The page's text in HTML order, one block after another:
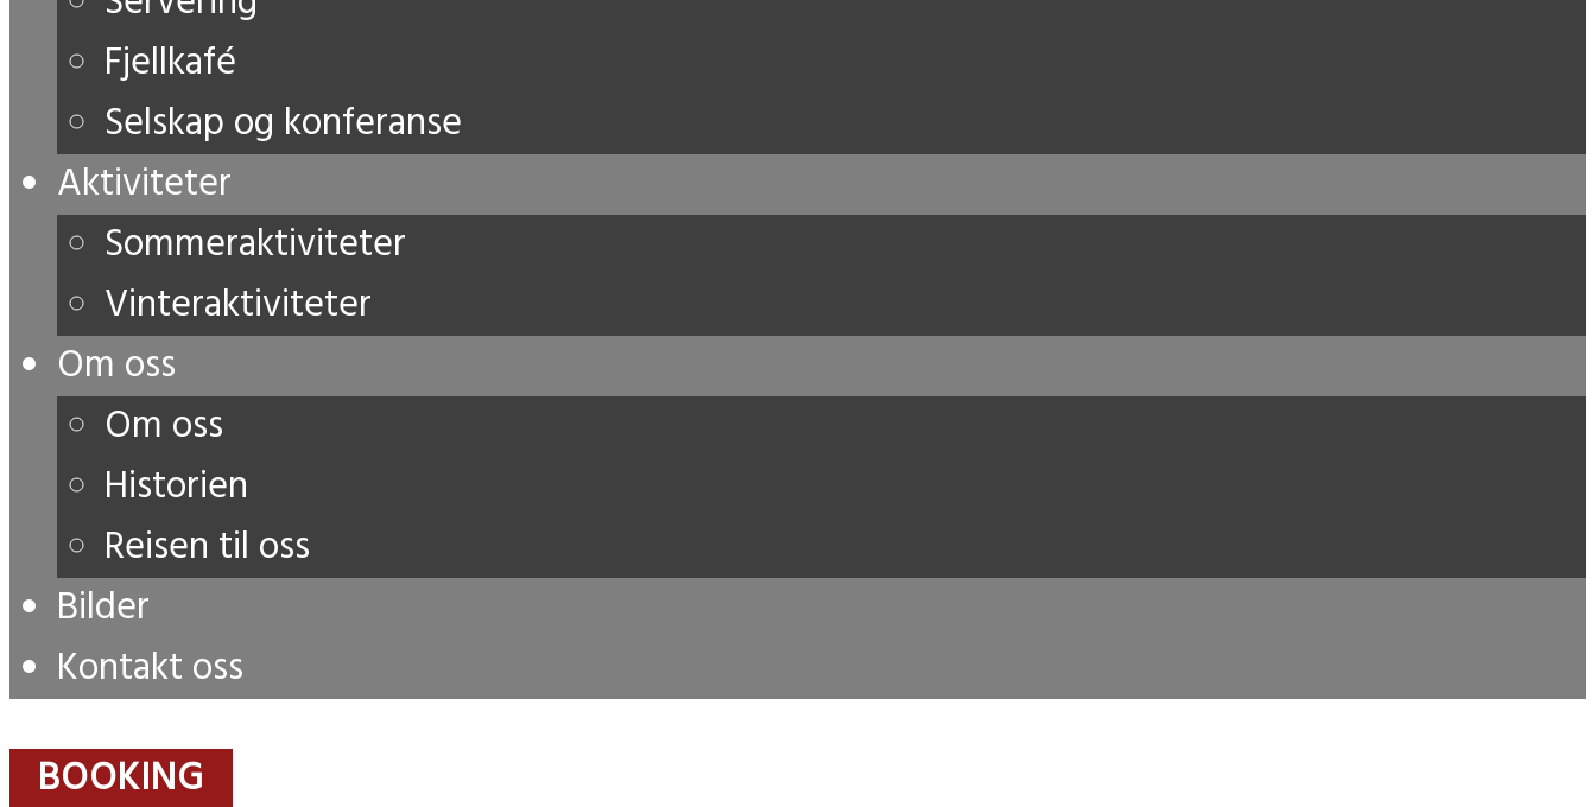
Fjellkafé
Selskap og konferanse
Aktiviteter
Sommeraktiviteter
Vinteraktiviteter
Om oss
Om oss
Historien
Reisen til oss
Bilder
Kontakt oss
BOOKING